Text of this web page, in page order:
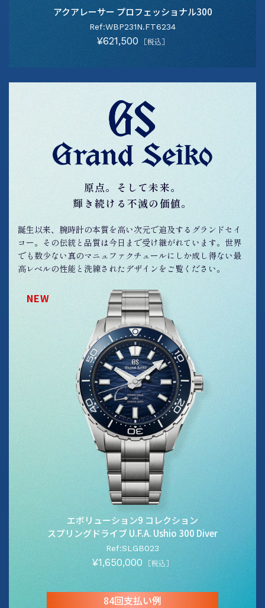
アクアレーサー プロフェッショナル300
Ref:WBP231N.FT6234
¥621,500 ［税込］
NEW
エボリューション9 コレクション
スプリングドライブ U.F.A. Ushio 300 Diver
Ref:SLGB023
¥1,650,000 ［税込］
84回支払い例
原点。そして未来。
輝き続ける不滅の価値。
誕生以来、腕時計の本質を高い次元で追及するグランドセイ
コー。その伝統と品質は今日まで受け継がれています。世界
でも数少ない真のマニュファクチュールにしか成し得ない最
高レベルの性能と洗練されたデザインをご覧ください。